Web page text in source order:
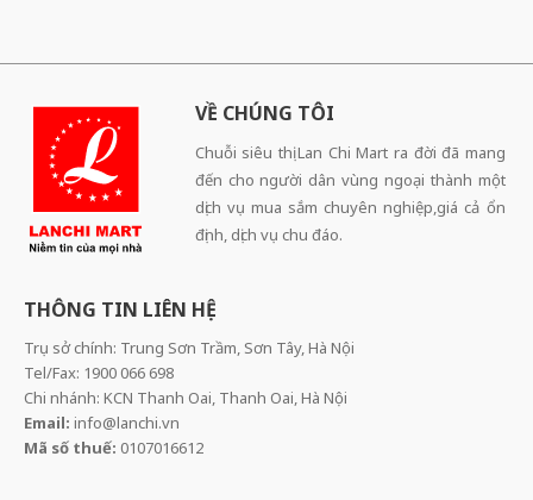
VỀ CHÚNG TÔI
Chuỗi siêu thị Lan Chi Mart ra đời đã mang
đến cho người dân vùng ngoại thành một
dịch vụ mua sắm chuyên nghiệp,giá cả ổn
định, dịch vụ chu đáo.
THÔNG TIN LIÊN HỆ
Trụ sở chính: Trung Sơn Trầm, Sơn Tây, Hà Nội
Tel/Fax: 1900 066 698
Chi nhánh: KCN Thanh Oai, Thanh Oai, Hà Nội
Email: info@lanchi.vn
Mã số thuế: 0107016612